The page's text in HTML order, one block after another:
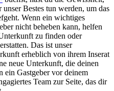
Bestes tun werden, um das
Wenn ein wichtiges
nicht beheben kann, helfen
zu finden oder
Das ist unser
erheblich von ihrem Inserat
neue Unterkunft, die deinen
ein Gastgeber vor deinem
Team zur Seite, das dir